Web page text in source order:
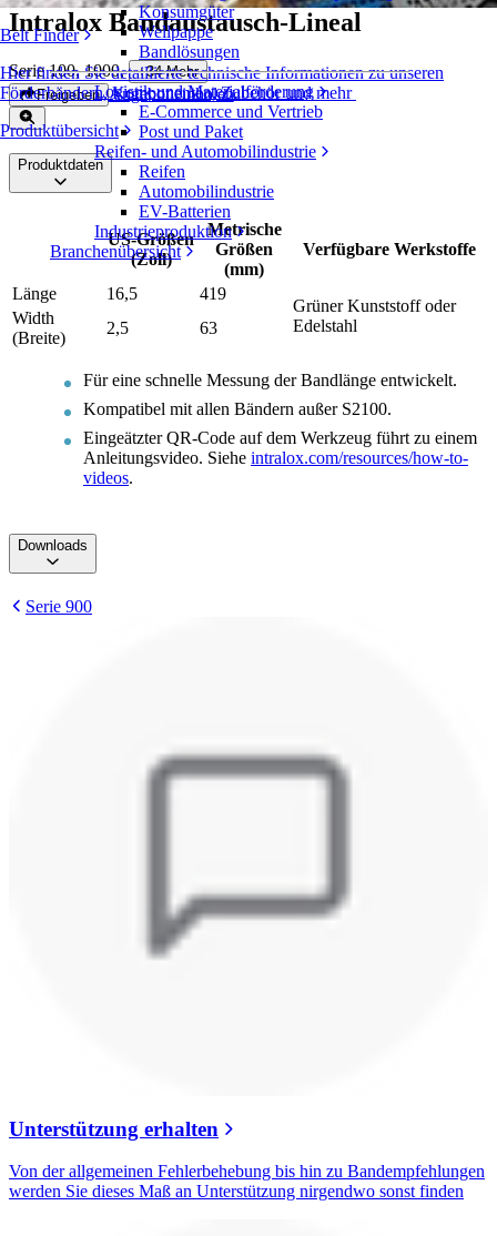
Belt Finder
Hier finden Sie detaillierte technische Informationen zu unseren
Förderbändern, Komponenten, Zubehör und mehr
Produktübersicht
Konsumgüter
Wellpappe
Bandlösungen
Logistik und Materialförderung
E-Commerce und Vertrieb
Post und Paket
Reifen- und Automobilindustrie
Reifen
Automobilindustrie
EV-Batterien
Industrieproduktion
Branchenübersicht
Intralox Bandaustausch-Lineal
Serie 100, 1000, +34 Mehr
Freigeben Angebot einholen
Produktdaten
US-Größen
(Zoll)
Metrische
Größen
(mm)
Verfügbare Werkstoffe
Länge 16,5 419
Grüner Kunststoff oder
Edelstahl
Width
(Breite)
2,5 63
Für eine schnelle Messung der Bandlänge entwickelt.
Kompatibel mit allen Bändern außer S2100.
Eingeätzter QR-Code auf dem Werkzeug führt zu einem
Anleitungsvideo. Siehe intralox.com/resources/how-to-
videos.
Downloads
Serie 900
Unterstützung erhalten
Von der allgemeinen Fehlerbehebung bis hin zu Bandempfehlungen
werden Sie dieses Maß an Unterstützung nirgendwo sonst finden